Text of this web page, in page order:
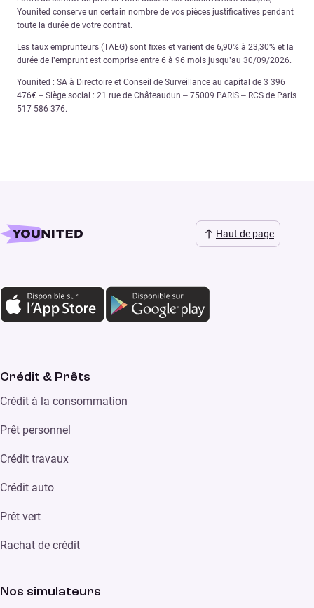
Younited conserve un certain nombre de vos pièces justificatives pendant
toute la durée de votre contrat.
Les taux emprunteurs (TAEG) sont fixes et varient de 6,90% à 23,30% et la
durée de l’emprunt est comprise entre 6 à 96 mois jusqu’au 30/09/2026.
Younited : SA à Directoire et Conseil de Surveillance au capital de 3 396
476€ – Siège social : 21 rue de Châteaudun – 75009 PARIS – RCS de Paris
517 586 376.
Haut de page
Crédit & Prêts
Crédit à la consommation
Prêt personnel
Crédit travaux
Crédit auto
Prêt vert
Rachat de crédit
Nos simulateurs